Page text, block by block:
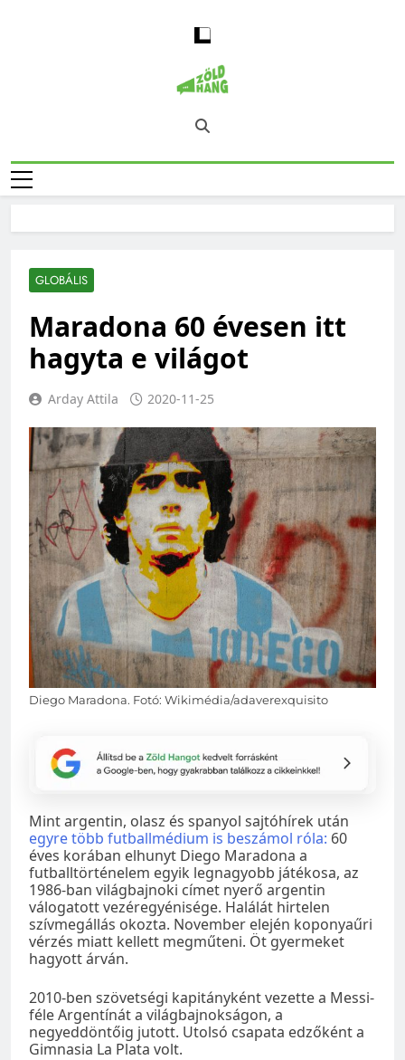
Magyarország
Zöld Hangja
Zöld Hang – Természet, Klímaváltozás,
Fenntarthatóság, Jövő
GLOBÁLIS
Maradona 60 évesen itt
hagyta e világot
Arday Attila 2020-11-25
Diego Maradona. Fotó: Wikimédia/adaverexquisito
Mint argentin, olasz és spanyol sajtóhírek után
egyre több futballmédium is beszámol róla: 60
éves korában elhunyt Diego Maradona a
futballtörténelem egyik legnagyobb játékosa, az
1986-ban világbajnoki címet nyerő argentin
válogatott vezéregyénisége. Halálát hirtelen
szívmegállás okozta. November elején koponyaűri
vérzés miatt kellett megműteni. Öt gyermeket
hagyott árván.
2010-ben szövetségi kapitányként vezette a Messi-
féle Argentínát a világbajnokságon, a
negyeddöntőig jutott. Utolsó csapata edzőként a
Gimnasia La Plata volt.